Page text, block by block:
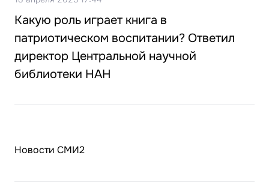
Какую роль играет книга в
патриотическом воспитании? Ответил
директор Центральной научной
библиотеки НАН
Новости СМИ2